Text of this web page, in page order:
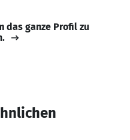
das ganze Profil zu